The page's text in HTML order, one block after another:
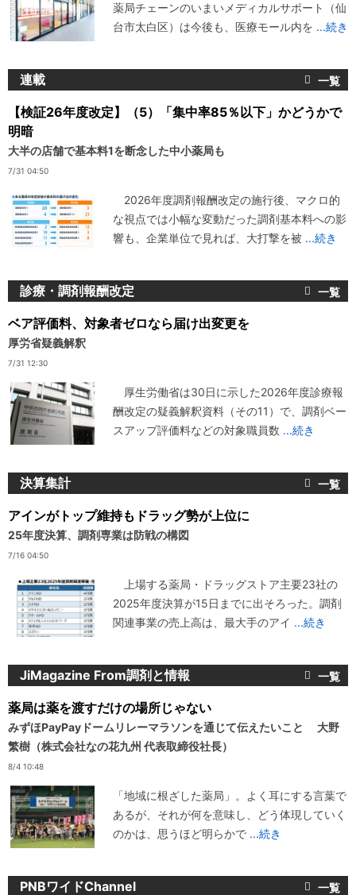
薬局チェーンのいまいメディカルサポート（仙
台市太白区）は今後も、医療モール内を ...続き
連載
【検証26年度改定】（5）「集中率85％以下」かどうかで
明暗
大半の店舗で基本料1を断念した中小薬局も
7/31 04:50
2026年度調剤報酬改定の施行後、マクロ的
な視点では小幅な変動だった調剤基本料への影
響も、企業単位で見れば、大打撃を被 ...続き
診療・調剤報酬改定
ベア評価料、対象者ゼロなら届け出変更を
厚労省疑義解釈
7/31 12:30
厚生労働省は30日に示した2026年度診療報
酬改定の疑義解釈資料（その11）で、調剤ベー
スアップ評価料などの対象職員数 ...続き
決算集計
アインがトップ維持もドラッグ勢が上位に
25年度決算、調剤専業は防戦の構図
7/16 04:50
上場する薬局・ドラッグストア主要23社の
2025年度決算が15日までに出そろった。調剤
関連事業の売上高は、最大手のアイ ...続き
JiMagazine From調剤と情報
薬局は薬を渡すだけの場所じゃない
みずほPayPayドームリレーマラソンを通じて伝えたいこと 大野
繁樹（株式会社なの花九州 代表取締役社長）
8/4 10:48
「地域に根ざした薬局」。よく耳にする言葉で
あるが、それが何を意味し、どう体現していく
のかは、思うほど明らかで ...続き
PNBワイドChannel